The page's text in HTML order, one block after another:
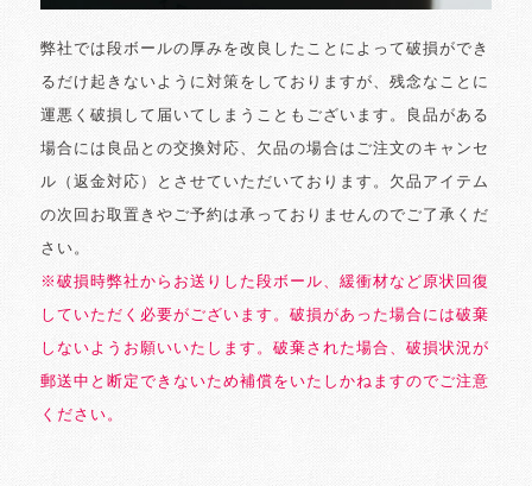
弊社では段ボールの厚みを改良したことによって破損ができ
るだけ起きないように対策をしておりますが、残念なことに
運悪く破損して届いてしまうこともございます。良品がある
場合には良品との交換対応、欠品の場合はご注文のキャンセ
ル（返金対応）とさせていただいております。欠品アイテム
の次回お取置きやご予約は承っておりませんのでご了承くだ
さい。
※破損時弊社からお送りした段ボール、緩衝材など原状回復
していただく必要がございます。破損があった場合には破棄
しないようお願いいたします。破棄された場合、破損状況が
郵送中と断定できないため補償をいたしかねますのでご注意
ください。